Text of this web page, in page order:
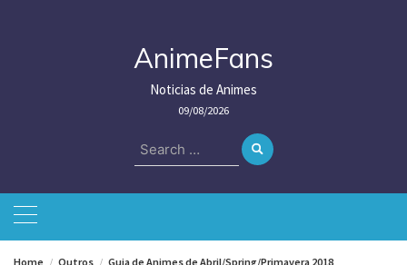
AnimeFans
Noticias de Animes
09/08/2026
Search
for:
Home Outros Guia de Animes de Abril/Spring/Primavera 2018